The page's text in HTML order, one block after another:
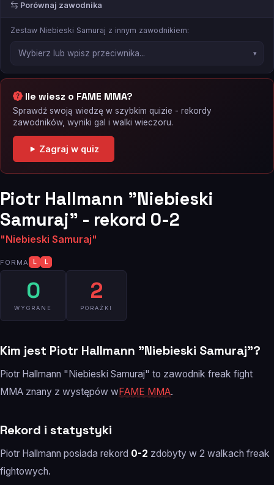
Porównaj zawodnika
Zestaw Niebieski Samuraj z innym zawodnikiem:
Ile wiesz o FAME MMA?
Sprawdź swoją wiedzę w szybkim quizie - rekordy
zawodników, wyniki gal i walki wieczoru.
Zagraj w quiz
Piotr Hallmann "Niebieski
Samuraj" - rekord 0-2
"Niebieski Samuraj"
FORMA L L
0
WYGRANE
2
PORAŻKI
Kim jest Piotr Hallmann "Niebieski Samuraj"?
Piotr Hallmann "Niebieski Samuraj" to zawodnik freak fight
MMA znany z występów wFAME MMA.
Rekord i statystyki
Piotr Hallmann posiada rekord 0-2 zdobyty w 2 walkach freak
fightowych.